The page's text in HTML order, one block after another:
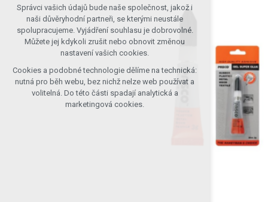
vyhodnocení návštěvnosti
marketingová cookies (Google)
Více informací o cookies na našem webu
Přijmout všechny cookies
Odmítnout vše
Správci vašich údajů bude naše společnost, jakož i
naši důvěryhodní partneři, se kterými neustále
spolupracujeme. Vyjádření souhlasu je dobrovolné.
Můžete jej kdykoli zrušit nebo obnovit změnou
nastavení vašich cookies.
Cookies a podobné technologie dělíme na technická:
nutná pro běh webu, bez nichž nelze web používat a
volitelná. Do této části spadají analytická a
marketingová cookies.